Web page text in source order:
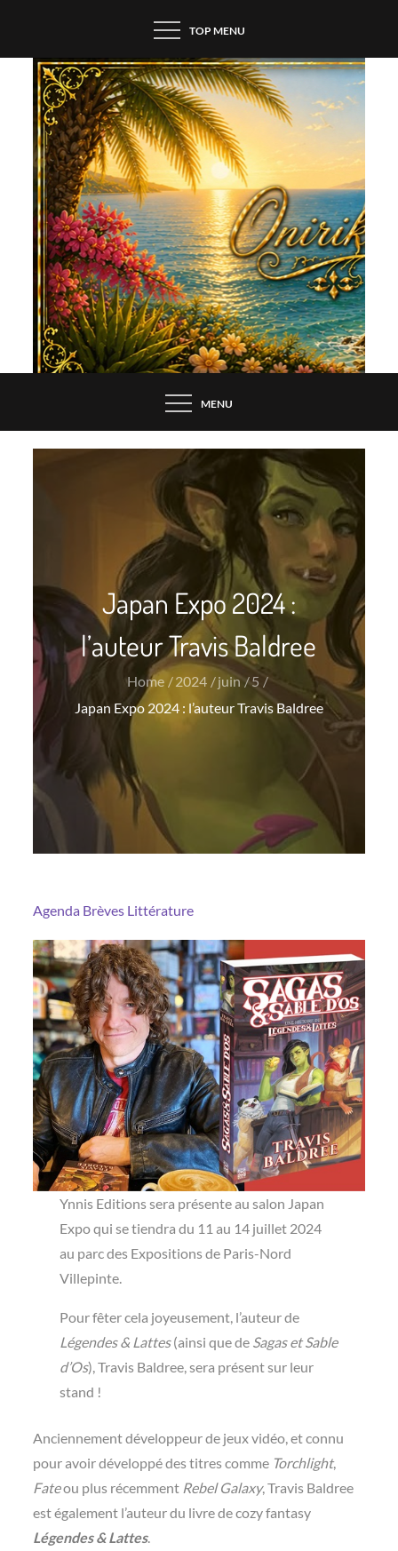
content
TOP MENU
MENU
Japan Expo 2024 :
l’auteur Travis Baldree
Home 2024 juin
5
Japan Expo 2024 : l’auteur Travis Baldree
Agenda Brèves Littérature
Ynnis Editions sera présente au salon Japan
Expo qui se tiendra du 11 au 14 juillet 2024
au parc des Expositions de Paris-Nord
Villepinte.
Pour fêter cela joyeusement, l’auteur de
Légendes & Lattes(ainsi que de Sagas et Sable
d’Os), Travis Baldree, sera présent sur leur
stand !
Anciennement développeur de jeux vidéo, et connu
pour avoir développé des titres comme Torchlight,
Fateou plus récemment Rebel Galaxy, Travis Baldree
est également l’auteur du livre de cozy fantasy
Légendes & Lattes.